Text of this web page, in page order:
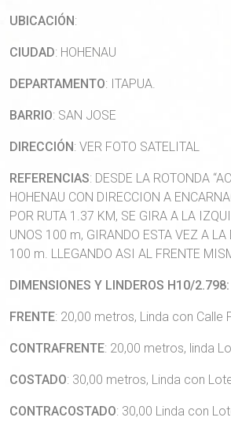
UBICACIÓN:
CIUDAD: HOHENAU
DEPARTAMENTO: ITAPUA.
BARRIO: SAN JOSE
DIRECCIÓN: VER FOTO SATELITAL
REFERENCIAS: DESDE LA ROTONDA
HOHENAU CON DIRECCION A
POR RUTA 1.37 KM, SE GIRA A LA
UNOS 100 m, GIRANDO ESTA VEZ A LA
100 m. LLEGANDO ASI AL FRENTE
DIMENSIONES Y LINDEROS H10/2.798:
FRENTE: 20,00 metros, Linda con Calle
CONTRAFRENTE: 20,00 metros, linda
COSTADO: 30,00 metros, Linda con
CONTRACOSTADO: 30,00 Linda con